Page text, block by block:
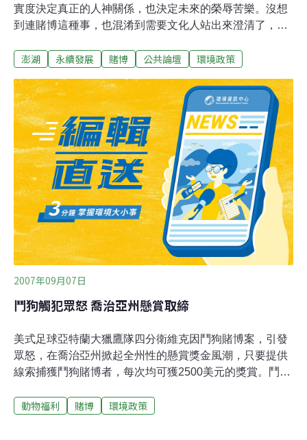
實度決定真正的人神關係，也決定未來的榮辱苦樂。沒想
到連賭博這種事，也混淆到需要文化人站出來澄清了，台
如下：（1）賭博無法振興地方經濟。「地方產業反而因
蕭條之經濟陣亡效應」。（2）賭業影響代價太大。一百
個賭客，17％染上病態的賭癮，每一病態賭癮者又導致十
人受害。換言之，170％的受害率，終至全面遭殃。賭博
的公共收支，每抽一元賭稅，政府要花三元療傷。至於治
安、自殺率等社會問題，連賺錢的拉斯維加賭城，其所在
的內華達州也是全美最差的。（3）所謂「納入管理，良
好規劃，後遺症減至最低」，事實相反。規模上，「美國
從河上賭到岸上，從兩州擴張到只剩兩州」。至於病情的
深化上，由賭博而情色、毒品、黑幫，很少不串連發生。
一般人輕度之酒色財氣，重度即反社會之賭、色、毒
澎湖 永續發展 賭博 公共論壇 環境政策
2007年09月07日
鬥狗觸犯眾怒 喬治亞州懸賞取締
美式足球亞特蘭大獵鷹隊四分衛維克因鬥狗賭博案，引發
眾怒，在喬治亞州掀起全州性的懸賞獎金風潮，只要提供
線索捕獲鬥狗賭博者，每次均可獲2500美元的獎賞。鬥狗
下，好賭之徒想方設法躲避警方的追查，許多鬥狗比賽往
動物福利 賭博 環境政策